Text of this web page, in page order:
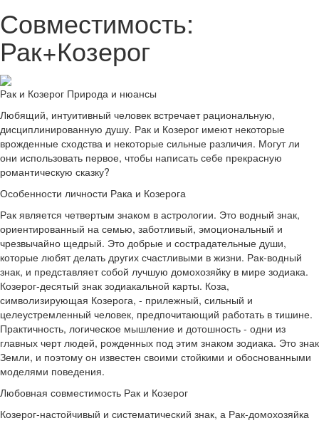
Совместимость:
Рак+Козерог
Рак и Козерог Природа и нюансы
Любящий, интуитивный человек встречает рациональную,
дисциплинированную душу. Рак и Козерог имеют некоторые
врожденные сходства и некоторые сильные различия. Могут ли
они использовать первое, чтобы написать себе прекрасную
романтическую сказку?
Особенности личности Рака и Козерога
Рак является четвертым знаком в астрологии. Это водный знак,
ориентированный на семью, заботливый, эмоциональный и
чрезвычайно щедрый. Это добрые и сострадательные души,
которые любят делать других счастливыми в жизни. Рак-водный
знак, и представляет собой лучшую домохозяйку в мире зодиака.
Козерог-десятый знак зодиакальной карты. Коза,
символизирующая Козерога, - прилежный, сильный и
целеустремленный человек, предпочитающий работать в тишине.
Практичность, логическое мышление и дотошность - одни из
главных черт людей, рожденных под этим знаком зодиака. Это знак
Земли, и поэтому он известен своими стойкими и обоснованными
моделями поведения.
Любовная совместимость Рак и Козерог
Козерог-настойчивый и систематический знак, а Рак-домохозяйка